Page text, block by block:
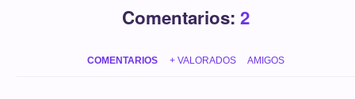
Comentarios: 2
COMENTARIOS + VALORADOS AMIGOS